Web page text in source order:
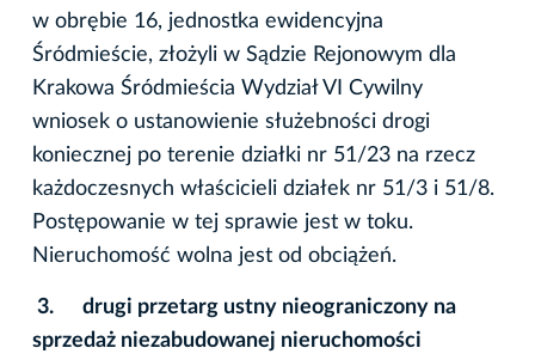
w obrębie 16, jednostka ewidencyjna
Śródmieście, złożyli w Sądzie Rejonowym dla
Krakowa Śródmieścia Wydział VI Cywilny
wniosek o ustanowienie służebności drogi
koniecznej po terenie działki nr 51/23 na rzecz
każdoczesnych właścicieli działek nr 51/3 i 51/8.
Postępowanie w tej sprawie jest w toku.
Nieruchomość wolna jest od obciążeń.
3. drugi przetarg ustny nieograniczony na
sprzedaż niezabudowanej nieruchomości